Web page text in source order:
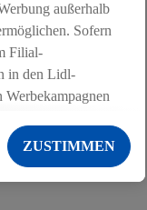
außerhalb
Sofern
Filial-
in den Lidl-
Diensten
der Lidl-Dienste,
Geschlecht -
ZUSTIMMEN